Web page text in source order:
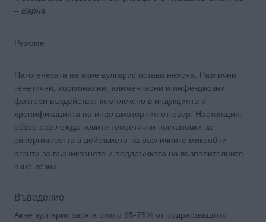
– Варна
Резюме
Патогенезата на акне вулгарис остава неясна. Различни
генетични, хормонални, алиментарни и инфекциозни
фактори въздействат комплексно в индукцията и
хронификацията на инфламаторния отговор. Настоящият
обзор разглежда новите теоретични постановки за
синергичността в действието на различните микробни
агенти за възникването и поддръжката на възпалителните
акне лезии.
Въведение
Акне вулгарис засяга около 65-75% от подрастващото